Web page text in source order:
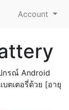
Account
กรณ์ Android
ตเตอรี่ด้วย [อายุ